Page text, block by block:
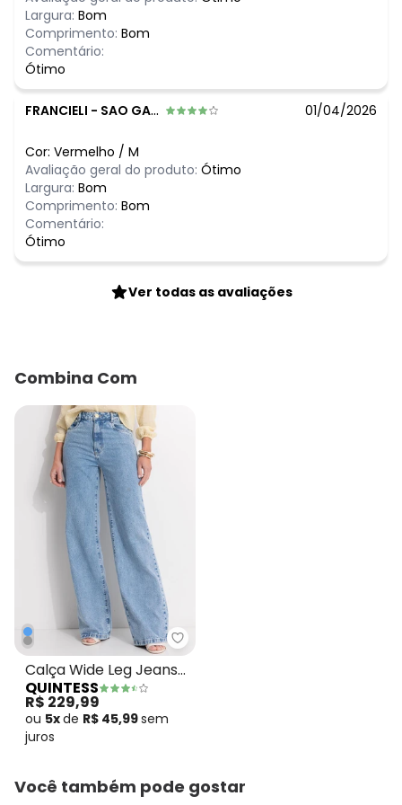
Largura: Bom
Comprimento: Bom
Comentário:
Ótimo
FRANCIELI - SAO GABRIEL DO OESTE - MS 01/04/2026
Cor: Vermelho / M
Avaliação geral do produto: Ótimo
Largura: Bom
Comprimento: Bom
Comentário:
Ótimo
Ver todas as avaliações
Combina Com
Quintess - Calça Wide Leg
Calça Wide Leg Jeans
Claro em Jeans
QUINTESS
R$ 229,99
ou 5xde R$ 45,99sem
juros
Você também pode gostar